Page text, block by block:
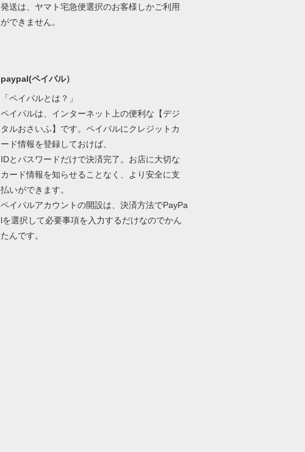
発送は、ヤマト宅急便選択のお客様しかご利用
ができません。
paypal(ペイパル）
「ペイパルとは？」
ペイパルは、インターネット上の便利な【デジ
タルおさいふ】です。ペイパルにクレジットカ
ード情報を登録しておけば、
IDとパスワードだけで決済完了。お店に大切な
カード情報を知らせることなく、より安全に支
払いができます。
ペイパルアカウントの開設は、決済方法でPayPa
lを選択して必要事項を入力するだけなのでかん
たんです。